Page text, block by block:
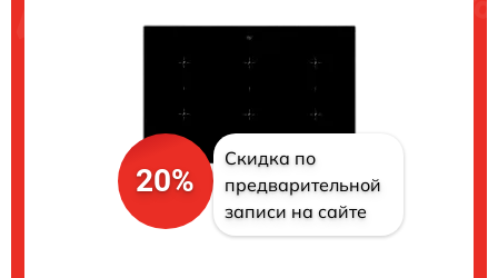
20%
Скидка по
предварительной
записи на сайте